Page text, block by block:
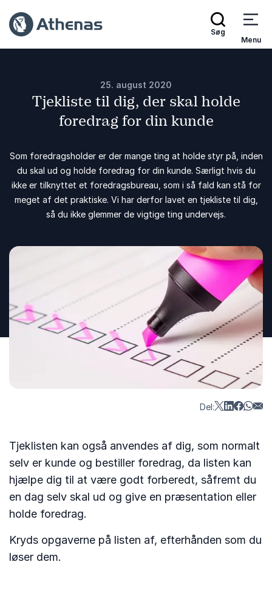
Søg
Menu
25. august 2020
Tjekliste til dig, der skal holde
foredrag for din kunde
Som foredragsholder er der mange ting at holde styr på, inden
du skal ud og holde foredrag for din kunde. Særligt hvis du
ikke er tilknyttet et foredragsbureau, som i så fald kan stå for
meget af det praktiske. Vi har derfor lavet en tjekliste til dig,
så du ikke glemmer de vigtige ting undervejs.
Del:
Tjeklisten kan også anvendes af dig, som normalt
selv er kunde og bestiller foredrag, da listen kan
hjælpe dig til at være godt forberedt, såfremt du
en dag selv skal ud og give en præsentation eller
holde foredrag.
Kryds opgaverne på listen af, efterhånden som du
løser dem.